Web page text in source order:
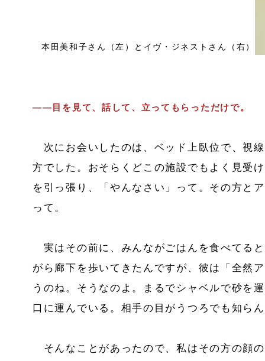
本田美和子さん（左）とイヴ・ジネストさん（右）
――目を見て、話して、立ってもらっただけで。
次にお会いしたのは、ベッド上臥位で、視
方でした。おそらくどこの施設でもよく見受
を引っ張り、「やんなさい」って。その方と
って。
実はその前に、みんながごはんを食べてる
がら廊下を歩いてきたんですが、彼は「全然
うのね。そうなのよ。まるでシャベルで砂を
口に運んでいる。相手の目がうつろでも知ら
そんなことがあったので、私はその方の顔